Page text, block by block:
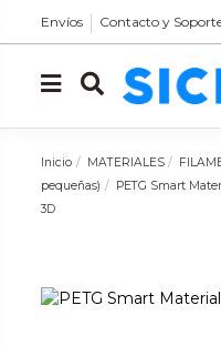
Envíos Contacto y
Inicio MATERIALES
pequeñas)
PETG Smart
3D